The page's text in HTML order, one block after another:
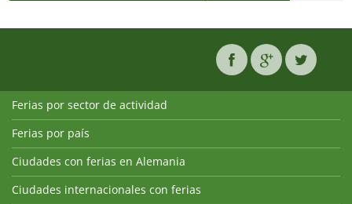
Ferias por sector de actividad
Ferias por país
Ciudades con ferias en Alemania
Ciudades internacionales con ferias